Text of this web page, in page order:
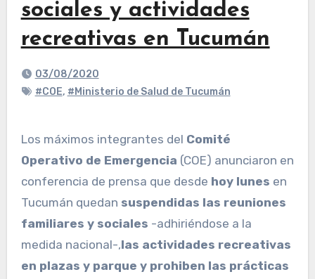
sociales y actividades
recreativas en Tucumán
03/08/2020
#COE, #Ministerio de Salud de Tucumán
Los máximos integrantes del Comité
Operativo de Emergencia (COE) anunciaron en
conferencia de prensa que desde hoy lunes en
Tucumán quedan suspendidas las reuniones
familiares y sociales -adhiriéndose a la
medida nacional-,las actividades recreativas
en plazas y parque y prohiben las prácticas